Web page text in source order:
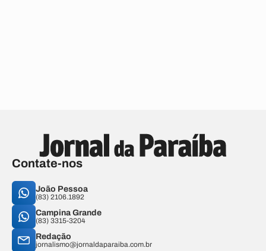
Contate-nos
João Pessoa
(83) 2106.1892
Campina Grande
(83) 3315-3204
Redação
jornalismo@jornaldaparaiba.com.br